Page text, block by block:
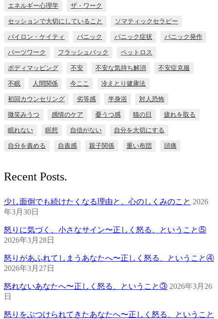
エネルギー心理学 ザ・ワーク
セッションで大切にしていること ソマティックセラピー
バイロン・ケイティ パニック パニック症状 パニック発作
パーツワーク フラッシュバック ペットロス
ボディマッピング 不安 不安な気持ち解消 不安症克服
不眠 人間関係 今ここ 冷えとり健康法
初回カウンセリング 劣等感 半身浴 対人恐怖
微笑みうつ 感情のケア 憂うつ感 猫の日 疲れを取る
眠れない 瞑想 自信がない 自分を大切にする
自分を責める 自責感 親子関係 重い布団 頭痛
Recent Posts.
少し面倒でも続けたくなる理由と、心のしくみのこと 2026
年3月30日
怒りに気づく、小さなサイン〜正しく怒る、ということ⑤
2026年3月28日
怒りがあふれてしまうあなたへ〜正しく怒る、ということ④
2026年3月27日
怒れないあなたへ〜正しく怒る、ということ③ 2026年3月26
日
怒りをぶつけられてきたあなたへ〜正しく怒る、ということ